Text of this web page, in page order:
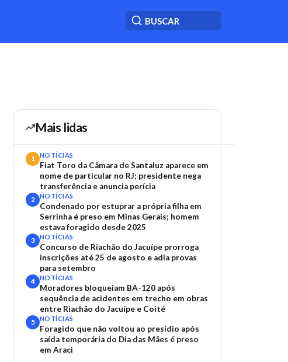
Mais lidas
1 NOTÍCIAS
Fiat Toro da Câmara de Santaluz aparece em
nome de particular no RJ; presidente nega
transferência e anuncia perícia
2 NOTÍCIAS
Condenado por estuprar a própria filha em
Serrinha é preso em Minas Gerais; homem
estava foragido desde 2025
3 NOTÍCIAS
Concurso de Riachão do Jacuípe prorroga
inscrições até 25 de agosto e adia provas
para setembro
4 NOTÍCIAS
Moradores bloqueiam BA-120 após
sequência de acidentes em trecho em obras
entre Riachão do Jacuípe e Coité
5 NOTÍCIAS
Foragido que não voltou ao presídio após
saída temporária do Dia das Mães é preso
em Araci